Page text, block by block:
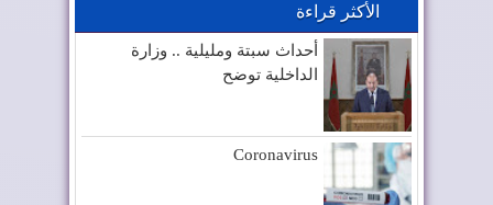
الأكثر قراءة
أحداث سبتة ومليلية .. وزارة
الداخلية توضح
Coronavirus